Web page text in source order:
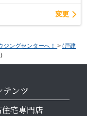
変更
ングセンターへ！ > (戸建
テンツ
宅専門店